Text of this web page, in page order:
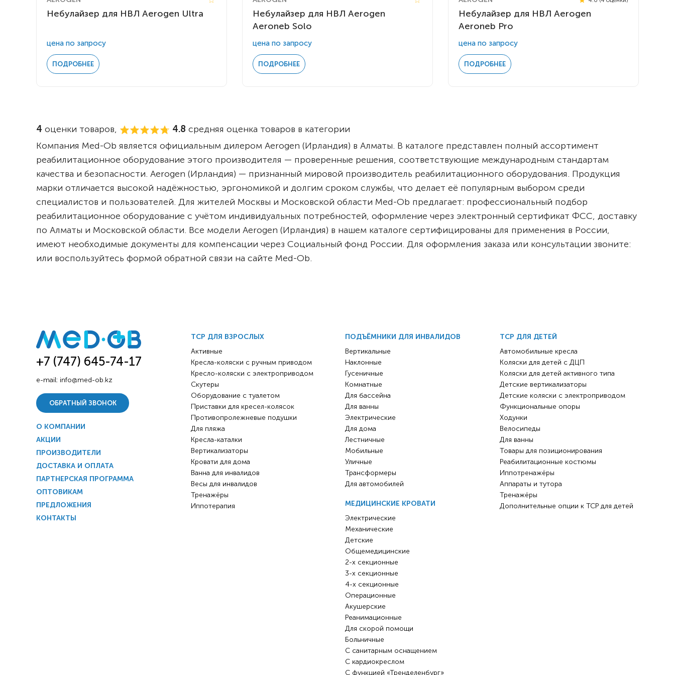
электроприводом
Скутеры
Оборудование с туалетом
Приставки для кресел-
Для пляжа
Кресла-каталки
Вертикализаторы
Ванна для инвалидов
Кислородное оборудование
Комнатные
Для бассейна
Для ванны
Электрические
Уличные
Трансформеры
Небулайзер для НВЛ Aerogen Ultra
цена по запросу
ПОДРОБНЕЕ
Небулайзер для НВЛ Aerogen
Aeroneb Solo
цена по запросу
ПОДРОБНЕЕ
Небулайзер для НВЛ Aerogen
Aeroneb Pro
цена по запросу
ПОДРОБНЕЕ
4 оценки товаров, 4.8 средняя оценка товаров в категории
Компания Med-Ob является официальным дилером Aerogen (Ирландия) в Алматы. В каталоге представлен полный ассортимент
реабилитационное оборудование этого производителя — проверенные решения, соответствующие международным стандартам
качества и безопасности. Aerogen (Ирландия) — признанный мировой производитель реабилитационного оборудования. Продукция
марки отличается высокой надёжностью, эргономикой и долгим сроком службы, что делает её популярным выбором среди
специалистов и пользователей. Для жителей Москвы и Московской области Med-Ob предлагает: профессиональный подбор
реабилитационное оборудование с учётом индивидуальных потребностей, оформление через электронный сертификат ФСС, доставку
по Алматы и Московской области. Все модели Aerogen (Ирландия) в нашем каталоге сертифицированы для применения в России,
имеют необходимые документы для компенсации через Социальный фонд России. Для оформления заказа или консультации звоните:
или воспользуйтесь формой обратной связи на сайте Med-Ob.
+7 (747) 645-74-17
e-mail: info@med-ob.kz
ОБРАТНЫЙ ЗВОНОК
О КОМПАНИИ
АКЦИИ
ПРОИЗВОДИТЕЛИ
ДОСТАВКА И ОПЛАТА
ПАРТНЕРСКАЯ ПРОГРАММА
ОПТОВИКАМ
ПРЕДЛОЖЕНИЯ
КОНТАКТЫ
ТСР ДЛЯ ВЗРОСЛЫХ
Активные
Кресла-коляски с ручным приводом
Кресло-коляски с электроприводом
Скутеры
Оборудование с туалетом
Приставки для кресел-колясок
Противопролежневые подушки
Для пляжа
Кресла-каталки
Вертикализаторы
Кровати для дома
Ванна для инвалидов
Весы для инвалидов
Тренажёры
Иппотерапия
ПОДЪЁМНИКИ ДЛЯ ИНВАЛИДОВ
Вертикальные
Наклонные
Гусеничные
Комнатные
Для бассейна
Для ванны
Электрические
Для дома
Лестничные
Мобильные
Уличные
Трансформеры
Для автомобилей
МЕДИЦИНСКИЕ КРОВАТИ
Электрические
Механические
Детские
Общемедицинские
2-х секционные
3-х секционные
4-х секционные
Операционные
Акушерские
Реанимационные
Для скорой помощи
Больничные
С санитарным оснащением
С кардиокреслом
С функцией «Тренделенбург»
ТСР ДЛЯ ДЕТЕЙ
Автомобильные кресла
Коляски для детей с ДЦП
Коляски для детей активного типа
Детские вертикализаторы
Детские коляски с электроприводом
Функциональные опоры
Ходунки
Велосипеды
Для ванны
Товары для позиционирования
Реабилитационные костюмы
Иппотренажёры
Аппараты и тутора
Тренажёры
Дополнительные опции к ТСР для детей